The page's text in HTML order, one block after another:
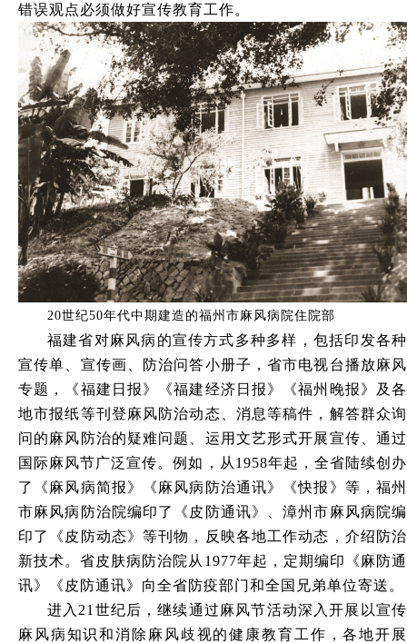
错误观点必须做好宣传教育工作。
20世纪50年代中期建造的福州市麻风病院住院部
福建省对麻风病的宣传方式多种多样，包括印发各种
宣传单、宣传画、防治问答小册子，省市电视台播放麻风
专题，《福建日报》《福建经济日报》《福州晚报》及各
地市报纸等刊登麻风防治动态、消息等稿件，解答群众询
问的麻风防治的疑难问题、运用文艺形式开展宣传、通过
国际麻风节广泛宣传。例如，从 1958年起，全省陆续创办
了《麻风病简报》《麻风病防治通讯》《快报》等，福州
市麻风病防治院编印了《皮防通讯》、漳州市麻风病院编
印了《皮防动态》等刊物，反映各地工作动态，介绍防治
新技术。省皮肤病防治院从1977年起，定期编印《麻防通
讯》《皮防通讯》向全省防疫部门和全国兄弟单位寄送。
进入 21世纪后，继续通过麻风节活动深入开展以宣传
麻风病知识和消除麻风歧视的健康教育工作，各地开展